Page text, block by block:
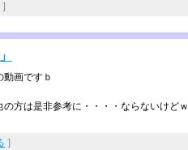
]
画ですｂ
方は是非参考に・・・・­ならないけどｗ
]